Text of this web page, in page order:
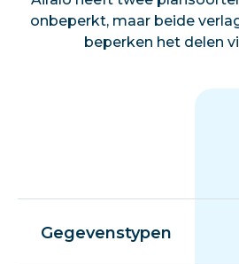
onbeperkt, maar beide
beperken het delen
Gegevenstypen